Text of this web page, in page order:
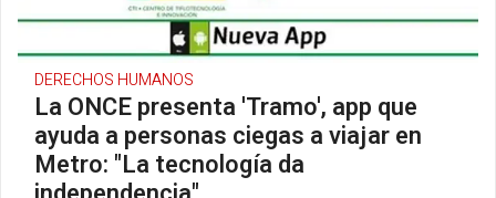
DERECHOS HUMANOS
La ONCE presenta 'Tramo', app que
ayuda a personas ciegas a viajar en
Metro: "La tecnología da